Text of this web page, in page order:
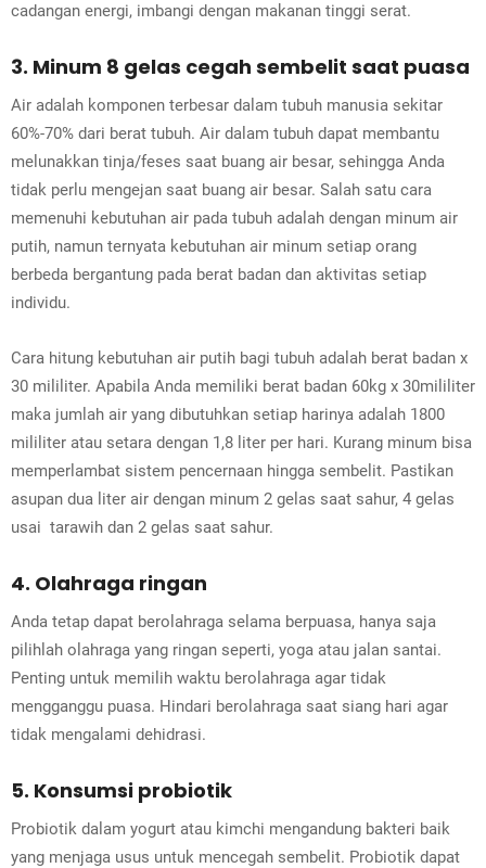
cadangan energi, imbangi dengan makanan tinggi serat.
3. Minum 8 gelas cegah sembelit saat puasa
Air adalah komponen terbesar dalam tubuh manusia sekitar
60%-70% dari berat tubuh. Air dalam tubuh dapat membantu
melunakkan tinja/feses saat buang air besar, sehingga Anda
tidak perlu mengejan saat buang air besar. Salah satu cara
memenuhi kebutuhan air pada tubuh adalah dengan minum air
putih, namun ternyata kebutuhan air minum setiap orang
berbeda bergantung pada berat badan dan aktivitas setiap
individu.
Cara hitung kebutuhan air putih bagi tubuh adalah berat badan x
30 mililiter. Apabila Anda memiliki berat badan 60kg x 30mililiter
maka jumlah air yang dibutuhkan setiap harinya adalah 1800
mililiter atau setara dengan 1,8 liter per hari. Kurang minum bisa
memperlambat sistem pencernaan hingga sembelit. Pastikan
asupan dua liter air dengan minum 2 gelas saat sahur, 4 gelas
usai tarawih dan 2 gelas saat sahur.
4. Olahraga ringan
Anda tetap dapat berolahraga selama berpuasa, hanya saja
pilihlah olahraga yang ringan seperti, yoga atau jalan santai.
Penting untuk memilih waktu berolahraga agar tidak
mengganggu puasa. Hindari berolahraga saat siang hari agar
tidak mengalami dehidrasi.
5. Konsumsi probiotik
Probiotik dalam yogurt atau kimchi mengandung bakteri baik
yang menjaga usus untuk mencegah sembelit. Probiotik dapat